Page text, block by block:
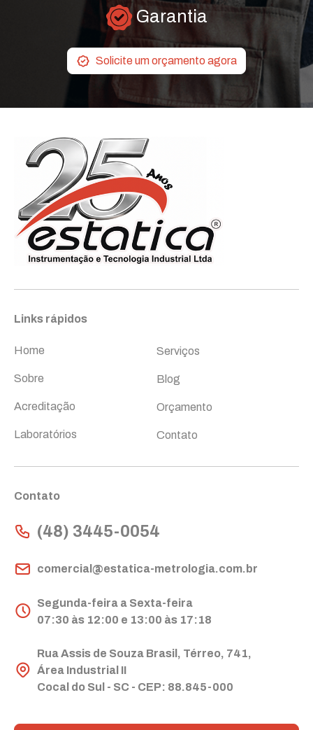
Garantia
Solicite um orçamento agora
Links rápidos
Home
Sobre
Acreditação
Laboratórios
Serviços
Blog
Orçamento
Contato
Contato
(48) 3445-0054
comercial@estatica-metrologia.com.br
Segunda-feira a Sexta-feira
07:30 às 12:00 e 13:00 às 17:18
Rua Assis de Souza Brasil, Térreo, 741,
Área Industrial II
Cocal do Sul - SC - CEP: 88.845-000